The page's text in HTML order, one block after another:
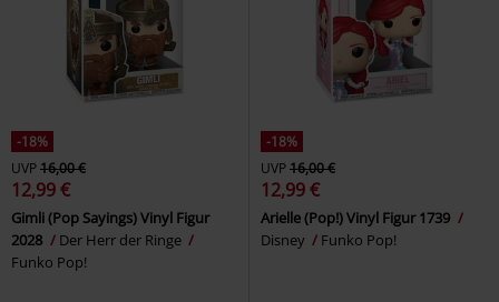
-18%
UVP16,00 €
12,99 €
Gimli (Pop Sayings) Vinyl Figur
2028
Der Herr der Ringe
Funko Pop!
-18%
UVP16,00 €
12,99 €
Arielle (Pop!) Vinyl Figur 1739
Disney
Funko Pop!